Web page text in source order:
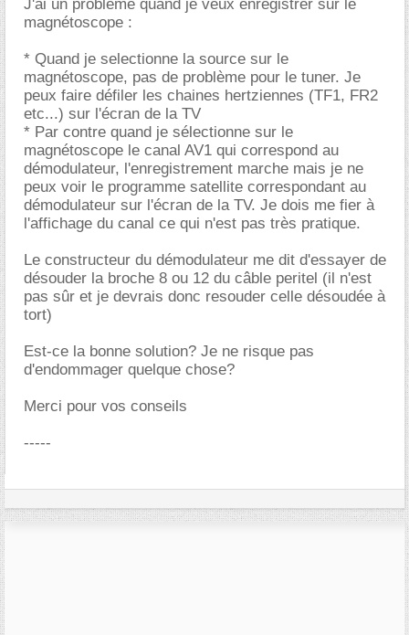
J'ai un problème quand je veux enregistrer sur le
magnétoscope :
* Quand je selectionne la source sur le
magnétoscope, pas de problème pour le tuner. Je
peux faire défiler les chaines hertziennes (TF1, FR2
etc...) sur l'écran de la TV
* Par contre quand je sélectionne sur le
magnétoscope le canal AV1 qui correspond au
démodulateur, l'enregistrement marche mais je ne
peux voir le programme satellite correspondant au
démodulateur sur l'écran de la TV. Je dois me fier à
l'affichage du canal ce qui n'est pas très pratique.
Le constructeur du démodulateur me dit d'essayer de
désouder la broche 8 ou 12 du câble peritel (il n'est
pas sûr et je devrais donc resouder celle désoudée à
tort)
Est-ce la bonne solution? Je ne risque pas
d'endommager quelque chose?
Merci pour vos conseils
-----